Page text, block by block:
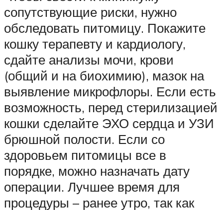
сопутствующие риски, нужно
обследовать питомицу. Покажите
кошку терапевту и кардиологу,
сдайте анализы мочи, крови
(общий и на биохимию), мазок на
выявление микрофлоры. Если есть
возможность, перед стерилизацией
кошки сделайте ЭХО сердца и УЗИ
брюшной полости. Если со
здоровьем питомицы все в
порядке, можно назначать дату
операции. Лучшее время для
процедуры – ранее утро, так как